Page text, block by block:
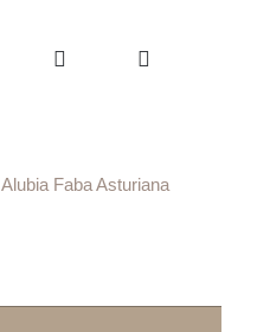
Alubia Faba Asturiana